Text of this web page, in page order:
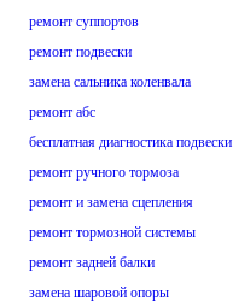
ремонт суппортов
ремонт подвески
замена сальника коленвала
ремонт абс
бесплатная диагностика подвески
ремонт ручного тормоза
ремонт и замена сцепления
ремонт тормозной системы
ремонт задней балки
замена шаровой опоры